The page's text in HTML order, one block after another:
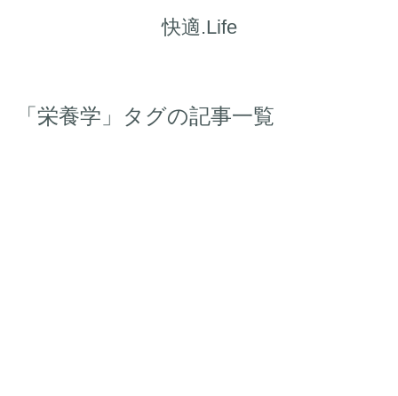
快適.Life
「栄養学」タグの記事一覧